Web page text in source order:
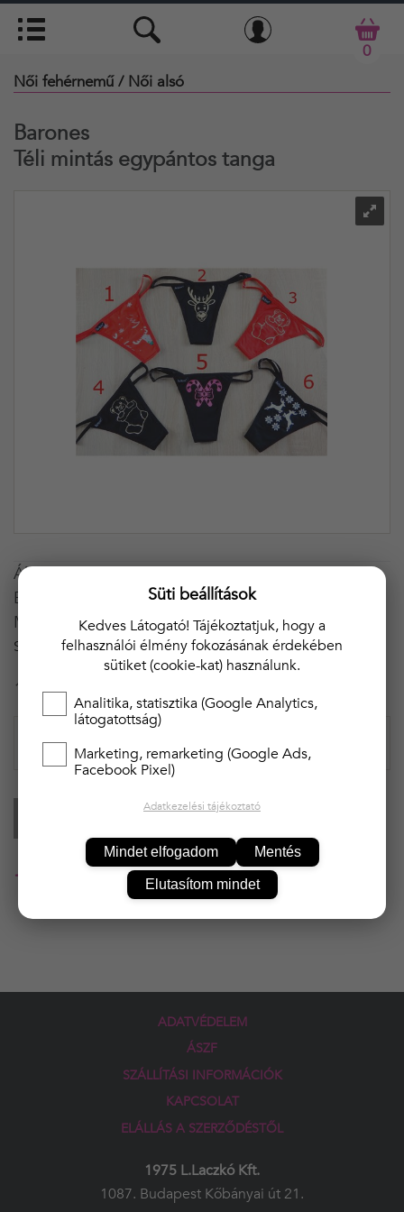
0
Női fehérnemű / Női alsó
Barones
Téli mintás egypántos tanga
Állitható pántos, pamut téli mintás tangák, a
Barones gyártótól!
Minőségi magyar árú!
SZÍN 6
1 350 Ft
KOSÁRBA
20 000 Ft felett ingyenes kiszállítás!!
ADATVÉDELEM
ÁSZF
SZÁLLÍTÁSI INFORMÁCIÓK
KAPCSOLAT
ELÁLLÁS A SZERZŐDÉSTŐL
1975 L.Laczkó Kft.
1087. Budapest Kőbányai út 21.
Süti beállítások
Kedves Látogató! Tájékoztatjuk, hogy a
felhasználói élmény fokozásának érdekében
sütiket (cookie-kat) használunk.
Analitika, statisztika (Google Analytics,
látogatottság)
Marketing, remarketing (Google Ads,
Facebook Pixel)
Adatkezelési tájékoztató
Mindet elfogadom Mentés
Elutasítom mindet